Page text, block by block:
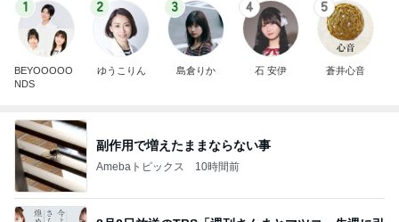
1
BEYOOOOO
NDS
2
ゆうこりん
3
島倉りか
4
石 安伊
5
蒼井心音
副作用で増えたままならない事
Amebaトピックス 10時間前